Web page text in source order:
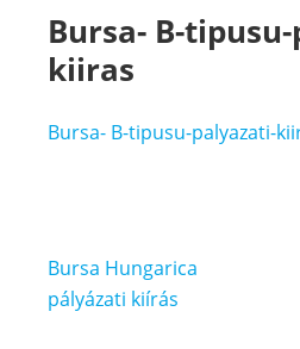
Bursa- B-
kiiras
Bursa- B-tipusu-palyazati-
Bejegyzés
navigáció
Bursa Hungarica
pályázati kiírás